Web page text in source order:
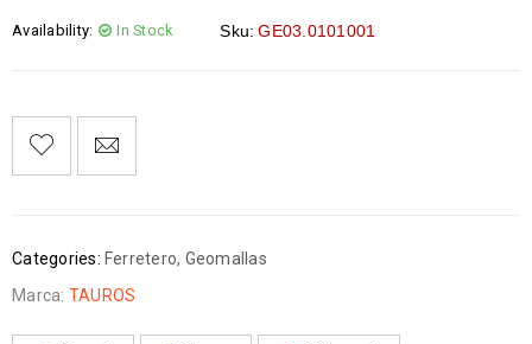
Availability: In Stock Sku: GE03.0101001
Categories: Ferretero, Geomallas
Marca: TAUROS